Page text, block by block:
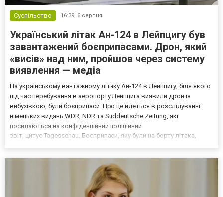
Суспільство 16:39, 6 серпня
Український літак Ан-124 в Лейпцигу був
завантажений боєприпасами. Дрон, який
«висів» над ним, пройшов через систему
виявлення — медіа
На українському вантажному літаку Ан-124 в Лейпцигу, біля якого
під час перебування в аеропорту Лейпцига виявили дрон із
вибухівкою, були боєприпаси. Про це йдеться в розслідуванні
німецьких видань WDR, NDR та Süddeutsche Zeitung, які
посилаються на конфіденційний поліційний
звіт, цитує Tagesschau. Боєприпаси, яку були на борту літака,